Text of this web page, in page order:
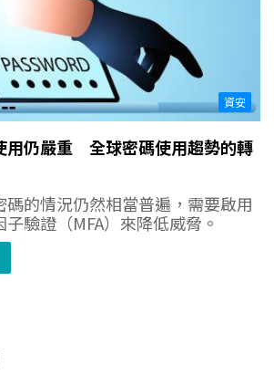
資安
用仍嚴重 全球密碼使用趨勢的轉
碼的情況仍然相當普遍，需要啟用
驗證（MFA）來降低威脅。